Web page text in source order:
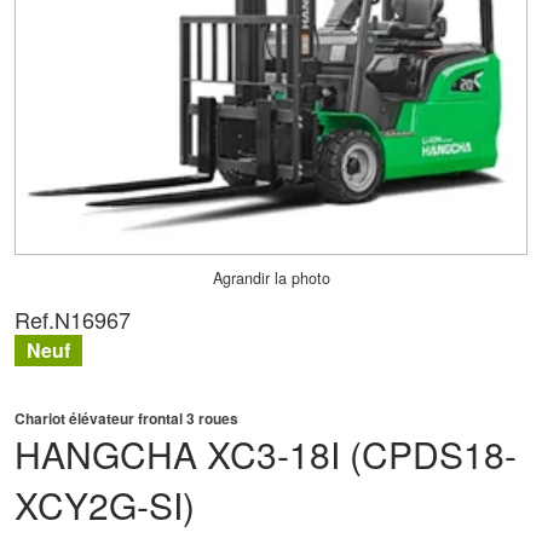
Agrandir la photo
HANGCHA XC3-18I (CPDS18-
XCY2G-SI)
Chariot élévateur frontal 3 roues
Ref.N16967
Neuf